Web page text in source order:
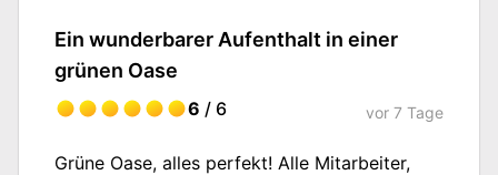
Ein wunderbarer Aufenthalt in einer
grünen Oase
6 / 6 vor 7 Tage
Grüne Oase, alles perfekt! Alle Mitarbeiter,